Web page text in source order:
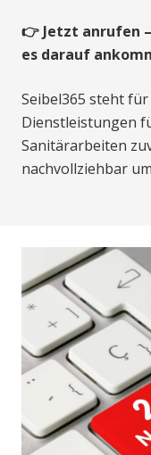
👉 Jetzt anrufen
es darauf
Seibel365 steht
Dienstleistungen
Sanitärarbeiten
nachvollziehbar